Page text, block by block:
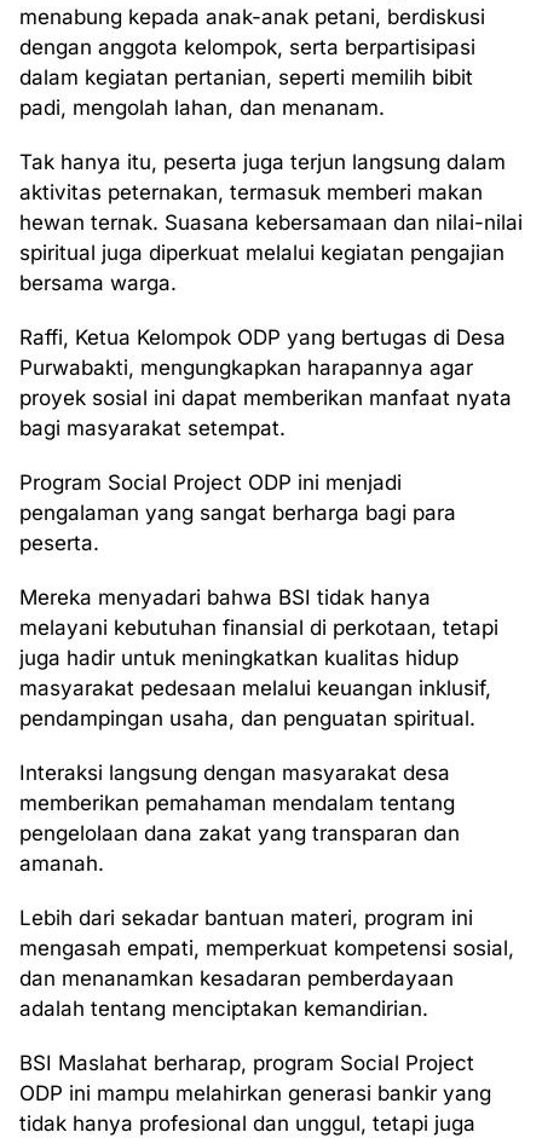
menabung kepada anak-anak petani, berdiskusi
dengan anggota kelompok, serta berpartisipasi
dalam kegiatan pertanian, seperti memilih bibit
padi, mengolah lahan, dan menanam.
Tak hanya itu, peserta juga terjun langsung dalam
aktivitas peternakan, termasuk memberi makan
hewan ternak. Suasana kebersamaan dan nilai-nilai
spiritual juga diperkuat melalui kegiatan pengajian
bersama warga.
Raffi, Ketua Kelompok ODP yang bertugas di Desa
Purwabakti, mengungkapkan harapannya agar
proyek sosial ini dapat memberikan manfaat nyata
bagi masyarakat setempat.
Program Social Project ODP ini menjadi
pengalaman yang sangat berharga bagi para
peserta.
Mereka menyadari bahwa BSI tidak hanya
melayani kebutuhan finansial di perkotaan, tetapi
juga hadir untuk meningkatkan kualitas hidup
masyarakat pedesaan melalui keuangan inklusif,
pendampingan usaha, dan penguatan spiritual.
Interaksi langsung dengan masyarakat desa
memberikan pemahaman mendalam tentang
pengelolaan dana zakat yang transparan dan
amanah.
Lebih dari sekadar bantuan materi, program ini
mengasah empati, memperkuat kompetensi sosial,
dan menanamkan kesadaran pemberdayaan
adalah tentang menciptakan kemandirian.
BSI Maslahat berharap, program Social Project
ODP ini mampu melahirkan generasi bankir yang
tidak hanya profesional dan unggul, tetapi juga